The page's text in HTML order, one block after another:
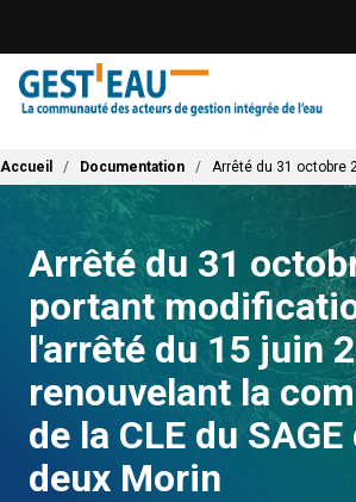
contenu
principal
Fil d'Ariane
Accueil Documentation Arrêté du 31 octobre
Arrêté du 31
portant
l'arrêté du 15 juin
renouvelant la
de la CLE du
deux Morin